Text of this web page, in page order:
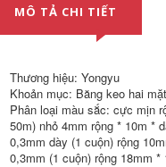
và mỏng mờ, không
để lại dấu vết, cố
định biển tên có độ
dẻo cao, băng keo
dấu dùng cho ô tô,
rộng 12345cm * dài
50m, băng keo hai
mặt 3M chịu nhiệt
cao keo mút 2 mặt
226,000
MÔ TẢ CHI TIẾT
Thương hiệu: Yongyu
Khoản mục: Băng keo hai
Phân loại màu sắc: cực mịn
50m) nhỏ 4mm rộng * 10m *
0,3mm dày (1 cuộn) rộng
0,3mm (1 cuộn) rộng 18mm